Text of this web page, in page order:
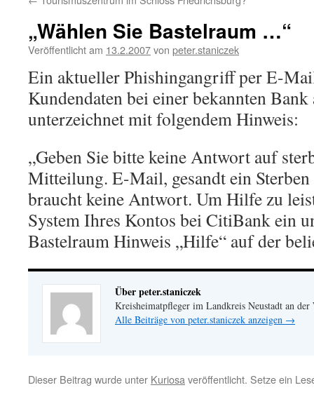
„Wählen Sie Bastelraum …“
Veröffentlicht am 13.2.2007von peter.staniczek
Ein aktueller Phishingangriff per E-
Kundendaten bei einer bekannten
unterzeichnet mit folgendem Hinweis:
„Geben Sie bitte keine Antwort auf
Mitteilung. E-Mail, gesandt ein Sterben
braucht keine Antwort. Um Hilfe zu
System Ihres Kontos bei CitiBank ein
Bastelraum Hinweis „Hilfe“ auf der
Über peter.staniczek
Kreisheimatpfleger im Landkreis Neustadt an der
Alle Beiträge von peter.staniczek anzeigen →
Dieser Beitrag wurde unter Kuriosa veröffentlicht. Setze ein